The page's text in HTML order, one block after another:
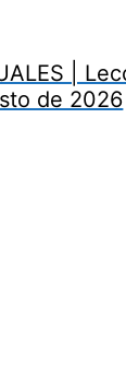
|
de 2026